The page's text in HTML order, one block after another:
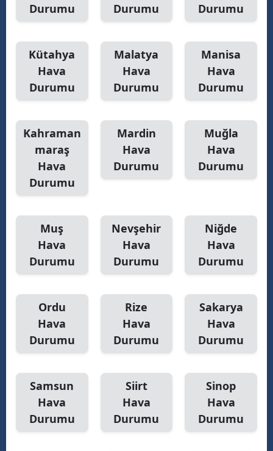
Durumu
Durumu
Durumu
Kütahya
Hava
Durumu
Malatya
Hava
Durumu
Manisa
Hava
Durumu
Kahraman
maraş
Hava
Durumu
Mardin
Hava
Durumu
Muğla
Hava
Durumu
Muş
Hava
Durumu
Nevşehir
Hava
Durumu
Niğde
Hava
Durumu
Ordu
Hava
Durumu
Rize
Hava
Durumu
Sakarya
Hava
Durumu
Samsun
Hava
Durumu
Siirt
Hava
Durumu
Sinop
Hava
Durumu